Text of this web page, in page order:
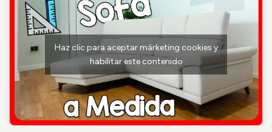
Haz clic para aceptar márketing cookies y
habilitar este contenido